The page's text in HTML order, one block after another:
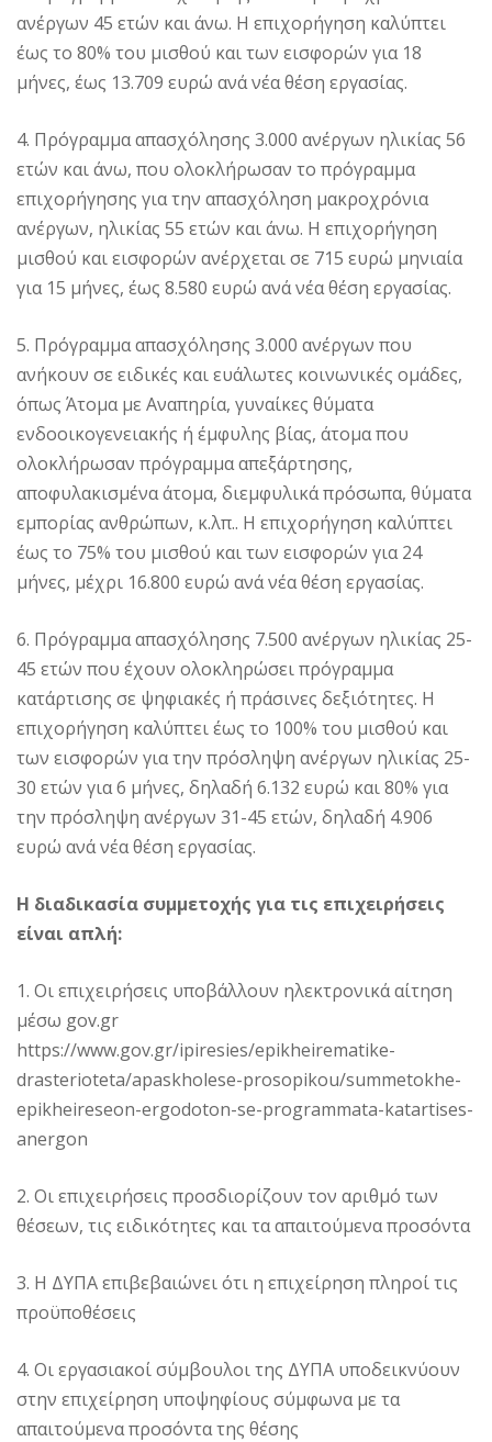
ανέργων 45 ετών και άνω. Η επιχορήγηση καλύπτει
έως το 80% του μισθού και των εισφορών για 18
μήνες, έως 13.709 ευρώ ανά νέα θέση εργασίας.
4. Πρόγραμμα απασχόλησης 3.000 ανέργων ηλικίας 56
ετών και άνω, που ολοκλήρωσαν το πρόγραμμα
επιχορήγησης για την απασχόληση μακροχρόνια
ανέργων, ηλικίας 55 ετών και άνω. Η επιχορήγηση
μισθού και εισφορών ανέρχεται σε 715 ευρώ μηνιαία
για 15 μήνες, έως 8.580 ευρώ ανά νέα θέση εργασίας.
5. Πρόγραμμα απασχόλησης 3.000 ανέργων που
ανήκουν σε ειδικές και ευάλωτες κοινωνικές ομάδες,
όπως Άτομα με Αναπηρία, γυναίκες θύματα
ενδοοικογενειακής ή έμφυλης βίας, άτομα που
ολοκλήρωσαν πρόγραμμα απεξάρτησης,
αποφυλακισμένα άτομα, διεμφυλικά πρόσωπα, θύματα
εμπορίας ανθρώπων, κ.λπ.. Η επιχορήγηση καλύπτει
έως το 75% του μισθού και των εισφορών για 24
μήνες, μέχρι 16.800 ευρώ ανά νέα θέση εργασίας.
6. Πρόγραμμα απασχόλησης 7.500 ανέργων ηλικίας 25-
45 ετών που έχουν ολοκληρώσει πρόγραμμα
κατάρτισης σε ψηφιακές ή πράσινες δεξιότητες. Η
επιχορήγηση καλύπτει έως το 100% του μισθού και
των εισφορών για την πρόσληψη ανέργων ηλικίας 25-
30 ετών για 6 μήνες, δηλαδή 6.132 ευρώ και 80% για
την πρόσληψη ανέργων 31-45 ετών, δηλαδή 4.906
ευρώ ανά νέα θέση εργασίας.
Η διαδικασία συμμετοχής για τις επιχειρήσεις
είναι απλή:
1. Οι επιχειρήσεις υποβάλλουν ηλεκτρονικά αίτηση
μέσω gov.gr
https://www.gov.gr/ipiresies/epikheirematike-
drasterioteta/apaskholese-prosopikou/summetokhe-
epikheireseon-ergodoton-se-programmata-katartises-
anergon
2. Οι επιχειρήσεις προσδιορίζουν τον αριθμό των
θέσεων, τις ειδικότητες και τα απαιτούμενα προσόντα
3. H ΔΥΠΑ επιβεβαιώνει ότι η επιχείρηση πληροί τις
προϋποθέσεις
4. Οι εργασιακοί σύμβουλοι της ΔΥΠΑ υποδεικνύουν
στην επιχείρηση υποψηφίους σύμφωνα με τα
απαιτούμενα προσόντα της θέσης